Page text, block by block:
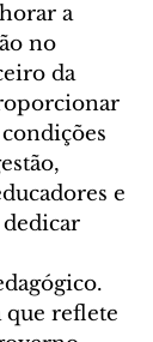
a
no
da
e
que reflete